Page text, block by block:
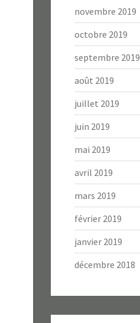
novembre 2019
octobre 2019
septembre 2019
août 2019
juillet 2019
juin 2019
mai 2019
avril 2019
mars 2019
février 2019
janvier 2019
décembre 2018